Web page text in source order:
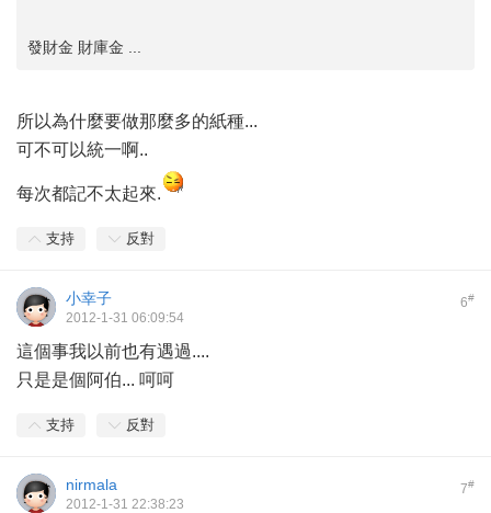
發財金 財庫金 ...
所以為什麼要做那麼多的紙種...
可不可以統一啊..
每次都記不太起來.
支持 反對
6#
小幸子
2012-1-31 06:09:54
這個事我以前也有遇過....
只是是個阿伯... 呵呵
支持 反對
7#
nirmala
2012-1-31 22:38:23